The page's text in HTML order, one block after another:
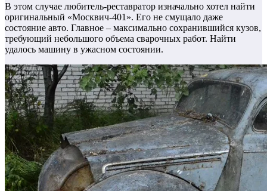
В этом случае любитель-реставратор изначально хотел найти
оригинальный «Москвич-401». Его не смущало даже
состояние авто. Главное – максимально сохранившийся кузов,
требующий небольшого объема сварочных работ. Найти
удалось машину в ужасном состоянии.